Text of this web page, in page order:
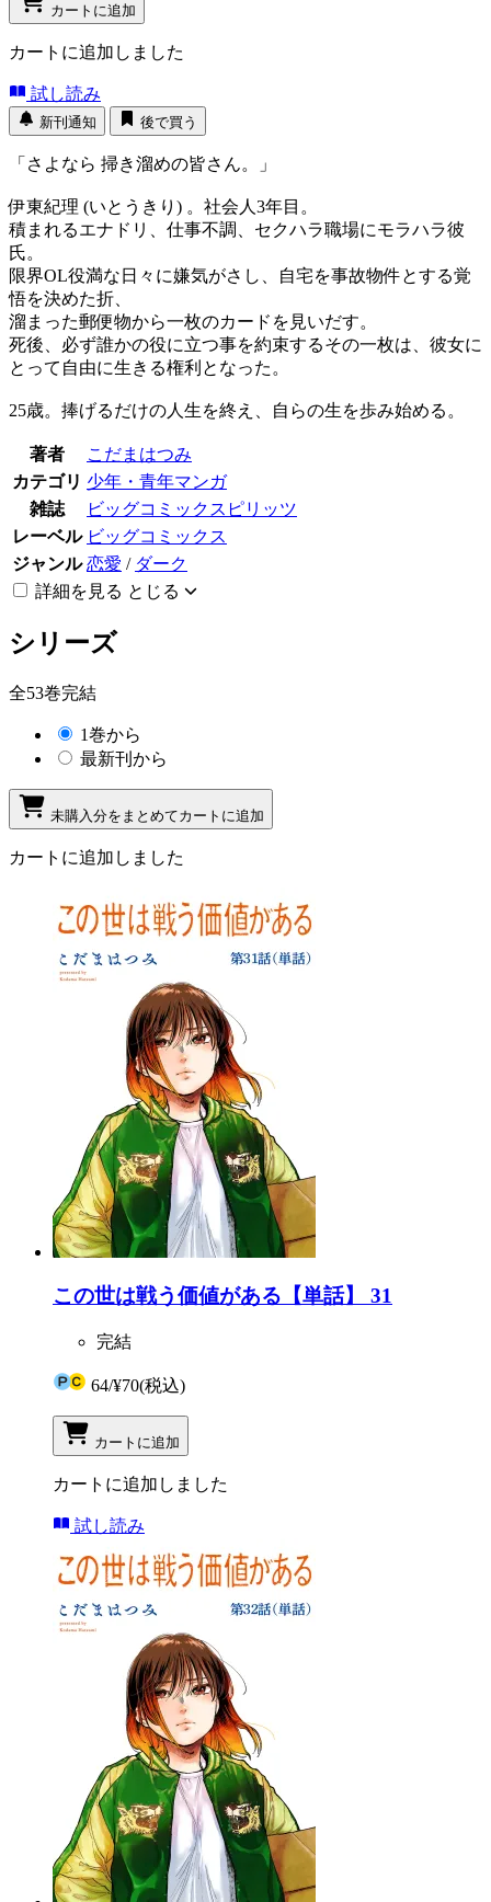
カートに追加
カートに追加しました
試し読み
新刊通知 後で買う
「さよなら 掃き溜めの皆さん。」
伊東紀理 (いとうきり) 。社会人3年目。
積まれるエナドリ、仕事不調、セクハラ職場にモラハラ彼
氏。
限界OL役満な日々に嫌気がさし、自宅を事故物件とする覚
悟を決めた折、
溜まった郵便物から一枚のカードを見いだす。
死後、必ず誰かの役に立つ事を約束するその一枚は、彼女に
とって自由に生きる権利となった。
25歳。捧げるだけの人生を終え、自らの生を歩み始める。
著者
こだまはつみ
カテゴリ 少年・青年マンガ
雑誌
ビッグコミックスピリッツ
レーベル ビッグコミックス
ジャンル 恋愛 / ダーク
詳細を見る とじる
シリーズ
全53巻完結
1巻から
最新刊から
未購入分をまとめてカートに追加
カートに追加しました
この世は戦う価値がある【単話】 31
完結
64/¥70(税込)
カートに追加
カートに追加しました
試し読み